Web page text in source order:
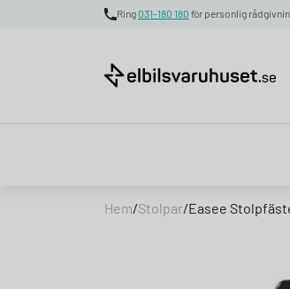
Ring031-180 180 för personlig
Hem/Stolpar/Easee